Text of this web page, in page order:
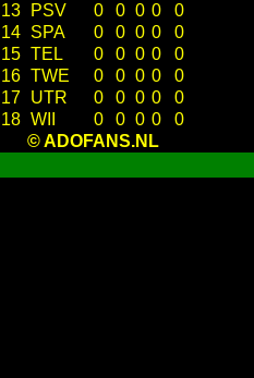
13
PSV 0 0 0 0
0
14 SPA 0 0 0 0
0
15 TEL 0 0 0 0
0
16 TWE 0 0 0 0
0
17 UTR 0 0 0 0
0
18 WII 0 0 0 0
0
© ADOFANS.NL